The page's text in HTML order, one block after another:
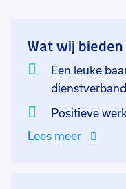
bijbehorende
makkelijk met de
profielen spring jij
met gemak tussen
Wat wij bieden
Een leuke
dienstverband
Positieve
Lees meer